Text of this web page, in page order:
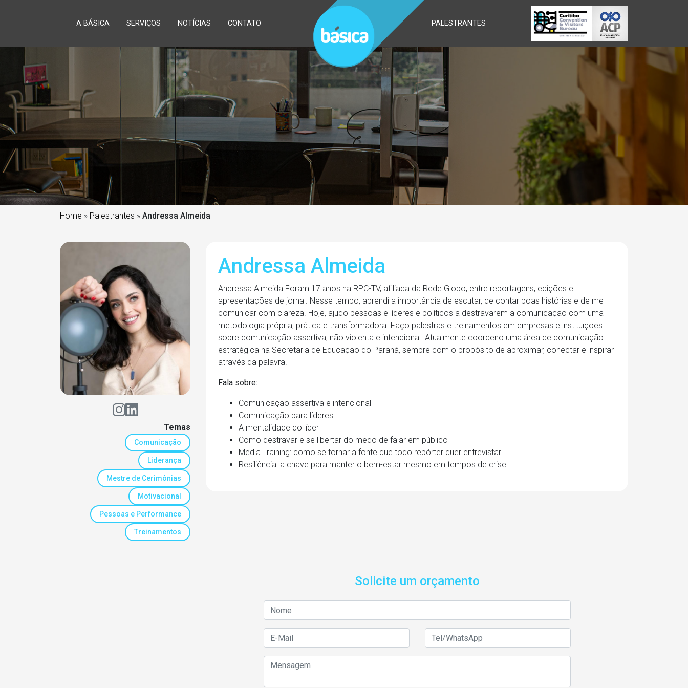
A BÁSICA SERVIÇOS NOTÍCIAS CONTATO PALESTRANTES
Home » Palestrantes » Andressa Almeida
Temas
Comunicação
Liderança
Mestre de Cerimônias
Motivacional
Pessoas e Performance
Treinamentos
Andressa Almeida
Andressa Almeida Foram 17 anos na RPC-TV, afiliada da Rede Globo, entre reportagens, edições e
apresentações de jornal. Nesse tempo, aprendi a importância de escutar, de contar boas histórias e de me
comunicar com clareza. Hoje, ajudo pessoas e líderes e políticos a destravarem a comunicação com uma
metodologia própria, prática e transformadora. Faço palestras e treinamentos em empresas e instituições
sobre comunicação assertiva, não violenta e intencional. Atualmente coordeno uma área de comunicação
estratégica na Secretaria de Educação do Paraná, sempre com o propósito de aproximar, conectar e inspirar
através da palavra.
Fala sobre:
Comunicação assertiva e intencional
⁠Comunicação para líderes
A mentalidade do líder
Como destravar e se libertar do medo de falar em público
Media Training: como se tornar a fonte que todo repórter quer entrevistar
Resiliência: a chave para manter o bem-estar mesmo em tempos de crise
Solicite um orçamento